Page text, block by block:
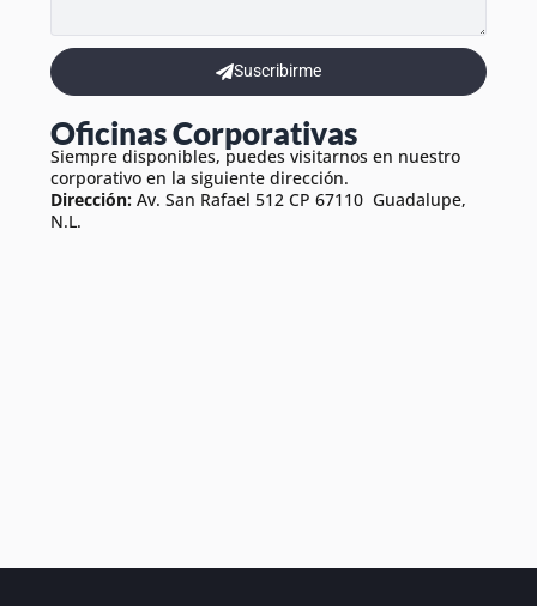
Suscribirme
Oficinas Corporativas
Siempre disponibles, puedes visitarnos en nuestro
corporativo en la siguiente dirección.
Dirección: Av. San Rafael 512 CP 67110 Guadalupe,
N.L.